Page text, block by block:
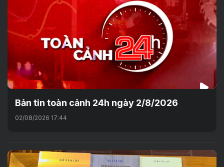
Bản tin toàn cảnh 24h ngày 2/8/2026
02/08/2026 17:44